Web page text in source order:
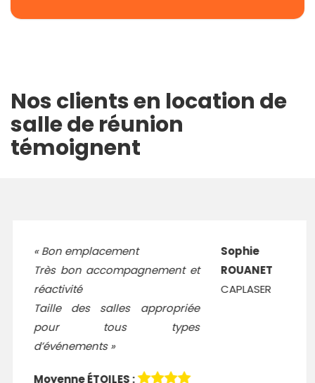
Nos clients en location de
salle de réunion
témoignent
« Bon emplacement
Très bon accompagnement et
réactivité
Taille des salles appropriée
pour tous types
d’événements »
Moyenne ÉTOILES :
Sophie
ROUANET
CAPLASER